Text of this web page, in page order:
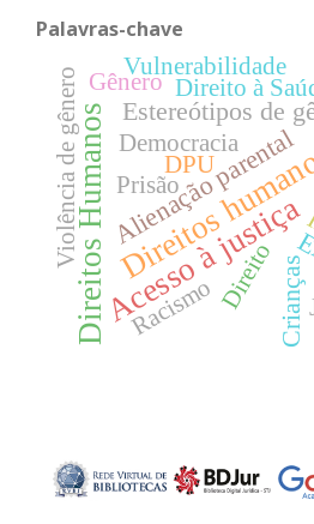
Palavras-chave
Acesso à justiça
Direitos HumanosDireitos
Alienação parental
Estereótipos de
Crianças
Direito
Direito à
Democracia
DPU
Vulnerabilidade
Racismo
Prisão
Violência de gênero Gênero